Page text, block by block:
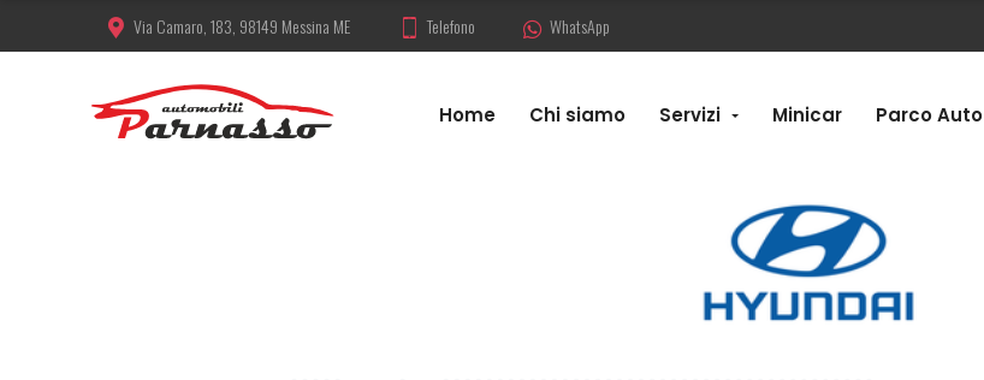
Via Camaro, 183, 98149 Messina ME Telefono WhatsApp
Home Chi siamo Servizi Minicar Parco Auto